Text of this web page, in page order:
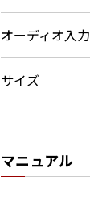
オーディオ入力
サイズ
マニュアル